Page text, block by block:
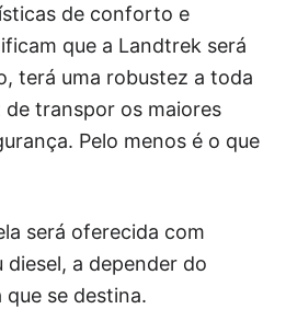
de conforto e
que a Landtrek será
terá uma robustez a toda
de transpor os maiores
Pelo menos é o que
será oferecida com
a depender do
se destina.